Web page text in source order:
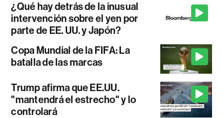
¿Qué hay detrás de la inusual
intervención sobre el yen por
parte de EE. UU. y Japón?
Copa Mundial de la FIFA: La
batalla de las marcas
Trump afirma que EE.UU.
"mantendrá el estrecho" y lo
controlará